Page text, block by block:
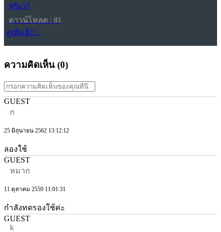
ฟรีแวร์
ดาวน์โหลด : 81
ดูเพิ่มอีก...
ความคิดเห็น (0)
GUEST
ก
25 มิถุนายน 2562 13:12:12
ลองใช้
GUEST
หมาก
11 ตุลาคม 2559 11:01:31
กำลังทดรองใช้ค่ะ
GUEST
k